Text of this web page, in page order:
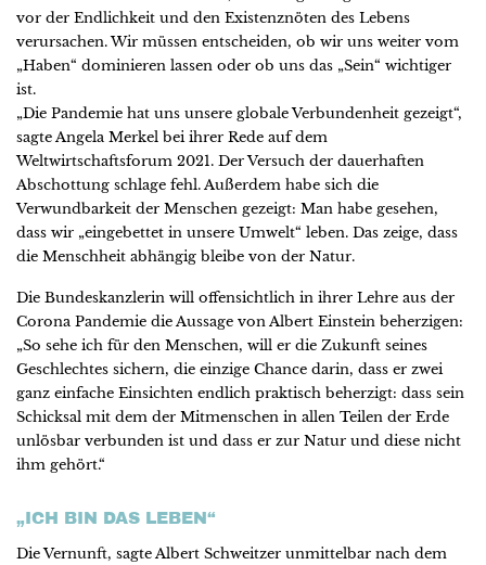
vor der Endlichkeit und den Existenznöten des Lebens
verursachen. Wir müssen entscheiden, ob wir uns weiter vom
„Haben“ dominieren lassen oder ob uns das „Sein“ wichtiger
ist.
„Die Pandemie hat uns unsere globale Verbundenheit gezeigt“,
sagte Angela Merkel bei ihrer Rede auf dem
Weltwirtschaftsforum 2021. Der Versuch der dauerhaften
Abschottung schlage fehl. Außerdem habe sich die
Verwundbarkeit der Menschen gezeigt: Man habe gesehen,
dass wir „eingebettet in unsere Umwelt“ leben. Das zeige, dass
die Menschheit abhängig bleibe von der Natur.
Die Bundeskanzlerin will offensichtlich in ihrer Lehre aus der
Corona Pandemie die Aussage von Albert Einstein beherzigen:
„So sehe ich für den Menschen, will er die Zukunft seines
Geschlechtes sichern, die einzige Chance darin, dass er zwei
ganz einfache Einsichten endlich praktisch beherzigt: dass sein
Schicksal mit dem der Mitmenschen in allen Teilen der Erde
unlösbar verbunden ist und dass er zur Natur und diese nicht
ihm gehört.“
„ICH BIN DAS LEBEN“
Die Vernunft, sagte Albert Schweitzer unmittelbar nach dem